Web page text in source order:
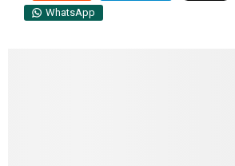
WhatsApp